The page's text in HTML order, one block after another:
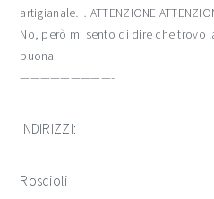
artigianale… ATTENZIONE
No, però mi sento di dire che trovo
buona.
—————————-
INDIRIZZI:
Roscioli